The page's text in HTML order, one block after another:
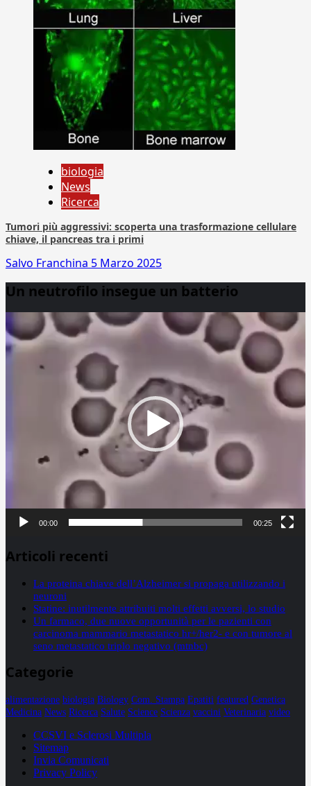
biologia
News
Ricerca
Tumori più aggressivi: scoperta una trasformazione cellulare
chiave, il pancreas tra i primi
Salvo Franchina 5 Marzo 2025
Un neutrofilo insegue un batterio
Player
00:00 00:25
Articoli recenti
La proteina chiave dell’Alzheimer si propaga utilizzando i
neuroni
Statine: inutilmente attribuiti molti effetti avversi, lo studio
Un farmaco, due nuove opportunità per le pazienti con
carcinoma mammario metastatico hr+/her2- e con tumore al
seno metastatico triplo negativo (mtnbc)
Categorie
alimentazione biologia Biology Com. Stampa Epatiti featured Genetica
Medicina News Ricerca Salute Science Scienza vaccini Veterinaria video
CCSVI e Sclerosi Multipla
Sitemap
Invia Comunicati
Privacy Policy